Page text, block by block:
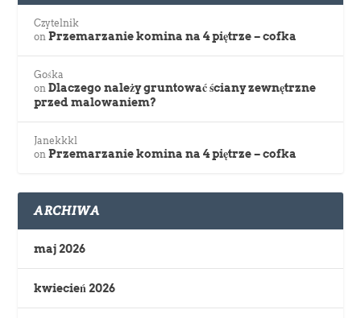
Czytelnik
onPrzemarzanie komina na 4 piętrze – cofka
Gośka
onDlaczego należy gruntować ściany zewnętrzne
przed malowaniem?
Janekkkl
onPrzemarzanie komina na 4 piętrze – cofka
ARCHIWA
maj 2026
kwiecień 2026